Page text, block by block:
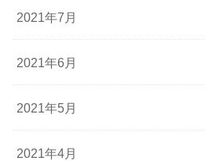
2021年7月
2021年6月
2021年5月
2021年4月